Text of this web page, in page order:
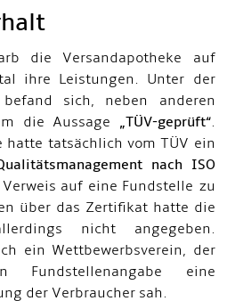
die Versandapotheke auf
ihre Leistungen. Unter der
sich, neben anderen
die Aussage „TÜV-geprüft“.
hatte tatsächlich vom TÜV ein
nach ISO
auf eine Fundstelle zu
über das Zertifikat hatte die
nicht angegeben.
ein Wettbewerbsverein, der
eine
der Verbraucher sah.